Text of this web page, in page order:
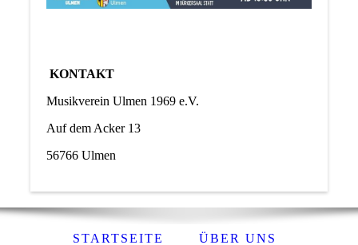
KONTAKT
Musikverein Ulmen 1969 e.V.
Auf dem Acker 13
56766 Ulmen
STARTSEITE ÜBER UNS